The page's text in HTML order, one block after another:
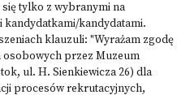
tylko z wybranymi na
kandydatkami/kandydatami.
klauzuli: "Wyrażam zgodę
przez Muzeum
ul. H. Sienkiewicza 26) dla
procesów rekrutacyjnych,